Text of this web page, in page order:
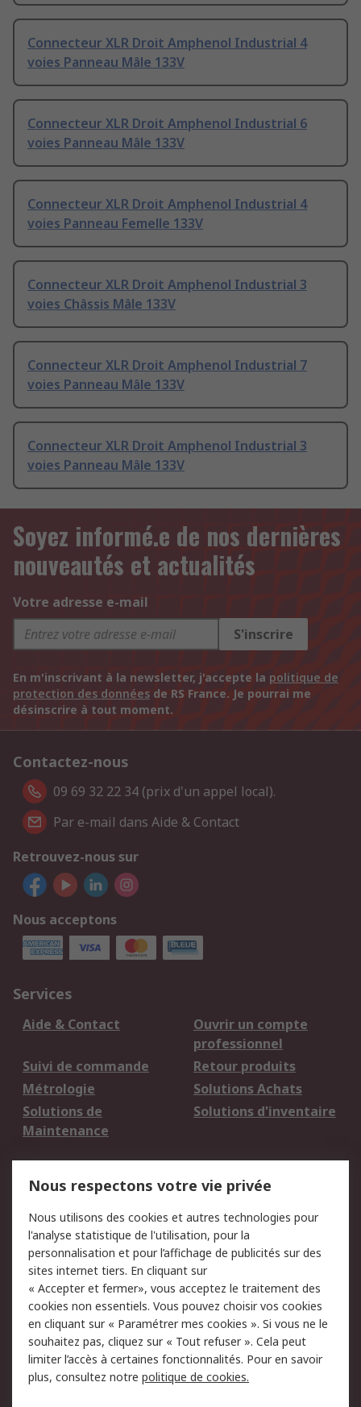
Connecteur XLR Droit Amphenol Industrial 4
voies Panneau Mâle 133V
Connecteur XLR Droit Amphenol Industrial 6
voies Panneau Mâle 133V
Connecteur XLR Droit Amphenol Industrial 4
voies Panneau Femelle 133V
Connecteur XLR Droit Amphenol Industrial 3
voies Châssis Mâle 133V
Connecteur XLR Droit Amphenol Industrial 7
voies Panneau Mâle 133V
Connecteur XLR Droit Amphenol Industrial 3
voies Panneau Mâle 133V
Soyez informé.e de nos dernières
nouveautés et actualités
Votre adresse e-mail
S'inscrire
En m'inscrivant à la newsletter, j'accepte la politique de
protection des données de RS France. Je pourrai me
désinscrire à tout moment.
Contactez-nous
09 69 32 22 34 (prix d'un appel local).
Par e-mail dans Aide & Contact
Retrouvez-nous sur
Nous acceptons
Services
Aide & Contact
Ouvrir un compte
professionnel
Suivi de commande
Retour produits
Métrologie
Solutions Achats
Solutions de
Maintenance
Solutions d'inventaire
du site
Politique de protection
des données - Mise à
jour
Sécurité des E-mails
Conditions générales
de vente
Politique anti-
corruption
Campagnes marketing
A propos de RS
Nous respectons votre vie privée
Nous utilisons des cookies et autres technologies pour
l'analyse statistique de l'utilisation, pour la
personnalisation et pour l’affichage de publicités sur des
sites internet tiers. En cliquant sur
« Accepter et fermer», vous acceptez le traitement des
cookies non essentiels. Vous pouvez choisir vos cookies
en cliquant sur « Paramétrer mes cookies ». Si vous ne le
souhaitez pas, cliquez sur « Tout refuser ». Cela peut
limiter l’accès à certaines fonctionnalités. Pour en savoir
plus, consultez notre politique de cookies.